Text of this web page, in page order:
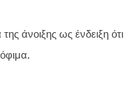
άνοιξης ως ένδειξη ότι